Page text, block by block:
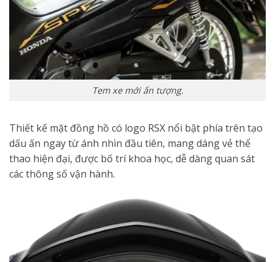
Tem xe mới ấn tượng.
Thiết kế mặt đồng hồ có logo RSX nổi bật phía trên tạo
dấu ấn ngay từ ánh nhìn đầu tiên, mang dáng vẻ thể
thao hiện đại, được bố trí khoa học, dễ dàng quan sát
các thông số vận hành.